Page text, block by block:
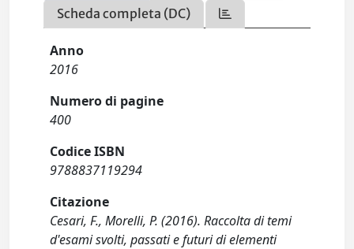
Scheda completa (DC)
Anno
2016
Numero di pagine
400
Codice ISBN
9788837119294
Citazione
Cesari, F., Morelli, P. (2016). Raccolta di temi
d'esami svolti, passati e futuri di elementi